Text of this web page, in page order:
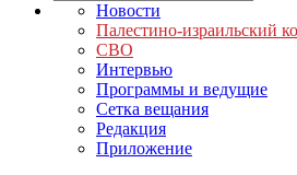
Новости
Палестино-израильский
СВО
Интервью
Программы и ведущие
Сетка вещания
Редакция
Приложение